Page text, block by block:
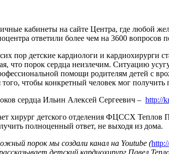
кабинеты на сайте Центра, где любой
ответили более чем на 3600 вопросов
пор детские кардиологи и кардиохирурги
что порок сердца неизлечим. Ситуацию
помощи родителям детей с
того, чтобы конкретный человек мог
сердца Ильин Алексей Сергеевич – http://
хирург детского отделения ФЦССХ Теплов
полноценный ответ, не выходя из дома.
порок мы создали канал на Youtube (